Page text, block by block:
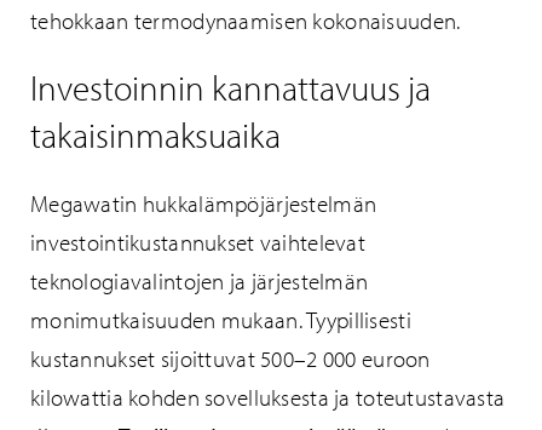
tehokkaan termodynaamisen kokonaisuuden.
Investoinnin kannattavuus ja
takaisinmaksuaika
Megawatin hukkalämpöjärjestelmän
investointikustannukset vaihtelevat
teknologiavalintojen ja järjestelmän
monimutkaisuuden mukaan. Tyypillisesti
kustannukset sijoittuvat 500–2 000 euroon
kilowattia kohden sovelluksesta ja toteutustavasta